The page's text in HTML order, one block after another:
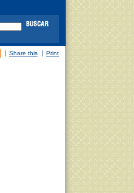
Share this Print